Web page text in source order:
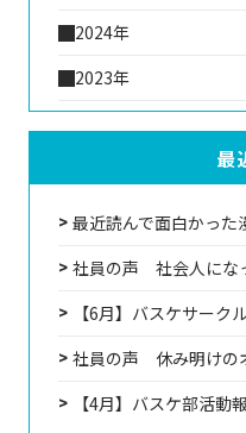
2024年
2023年
最
最近読んで面白かった
社員の声 社会人にな
【6月】バスケサー
社員の声 休み明けの
【4月】バスケ部活動